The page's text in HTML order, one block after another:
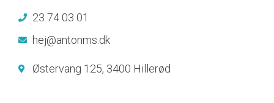
23 74 03 01
hej@antonms.dk
Østervang 125, 3400 Hillerød